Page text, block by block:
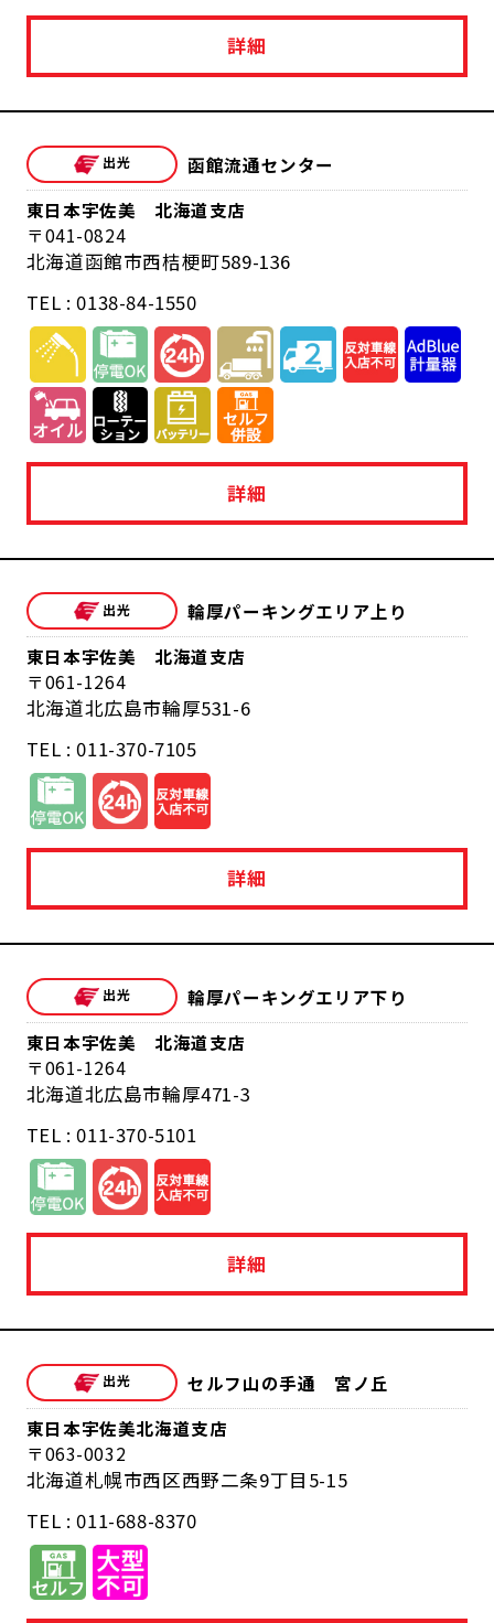
詳細
函館流通センター
東日本宇佐美 北海道支店
041-0824
北海道函館市西桔梗町589-136
TEL : 0138-84-1550
詳細
輪厚パーキングエリア上り
東日本宇佐美 北海道支店
061-1264
北海道北広島市輪厚531-6
TEL : 011-370-7105
詳細
輪厚パーキングエリア下り
東日本宇佐美 北海道支店
061-1264
北海道北広島市輪厚471-3
TEL : 011-370-5101
詳細
セルフ山の手通 宮ノ丘
東日本宇佐美北海道支店
063-0032
北海道札幌市西区西野二条9丁目5-15
TEL : 011-688-8370